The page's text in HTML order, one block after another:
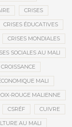
CRISES
CRISES ÉDUCATIVES
CRISES MONDIALES
SOCIALES AU MALI
CROISSANCE
MALI
ROUGE MALIENNE
CSRÉF CUIVRE
AU MALI